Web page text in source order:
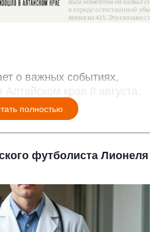
о важных событиях,
крае 8 августа.
полностью
футболиста Лионеля